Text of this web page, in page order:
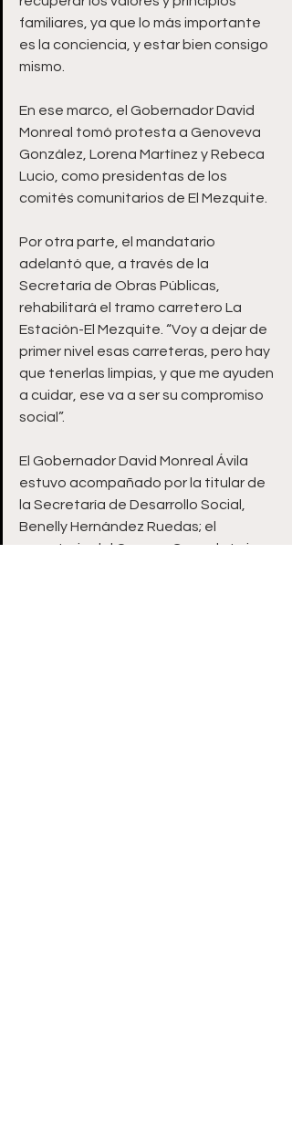
familiares, ya que lo más importante
es la conciencia, y estar bien consigo
mismo.
En ese marco, el Gobernador David
Monreal tomó protesta a Genoveva
González, Lorena Martínez y Rebeca
Lucio, como presidentas de los
comités comunitarios de El Mezquite.
Por otra parte, el mandatario
adelantó que, a través de la
Secretaría de Obras Públicas,
rehabilitará el tramo carretero La
Estación-El Mezquite. “Voy a dejar de
primer nivel esas carreteras, pero hay
que tenerlas limpias, y que me ayuden
a cuidar, ese va a ser su compromiso
social”.
El Gobernador David Monreal Ávila
estuvo acompañado por la titular de
la Secretaría de Desarrollo Social,
Benelly Hernández Ruedas; el
secretario del Campo, Gerardo Luis